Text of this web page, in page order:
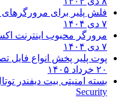
فلش پلیر برای مرورگرهای
مرورگر محبوب اینترنت
پوت پلیر پخش انواع فایل
بسته امنیتی بیت دیفندر توتال
Security